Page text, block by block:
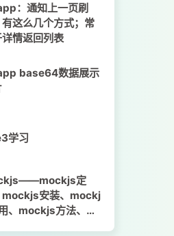
：通知上一页刷
这么几个方式；常
详情返回列表
base64数据展示
学习
定
mockjs安装、mockj
、mockjs方法、mo